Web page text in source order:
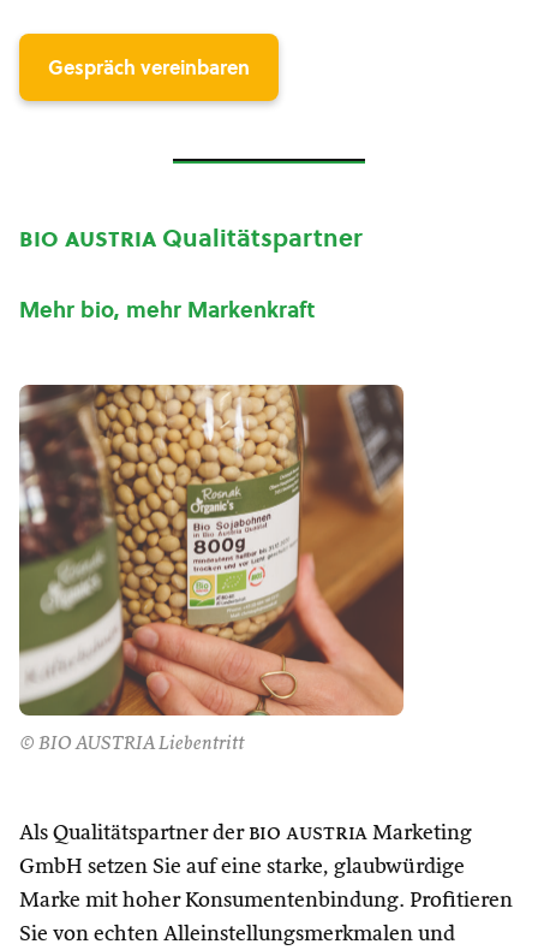
Gespräch vereinbaren
bio austria Qualitätspartner
Mehr bio, mehr Markenkraft
© BIO AUSTRIA Liebentritt
Als Qualitätspartner der bio austria Marketing
GmbH setzen Sie auf eine starke, glaubwürdige
Marke mit hoher Konsumentenbindung. Profitieren
Sie von echten Alleinstellungsmerkmalen und